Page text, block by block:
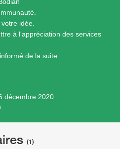
idée.
à l'appréciation des services
de la suite.
décembre 2020
(1)